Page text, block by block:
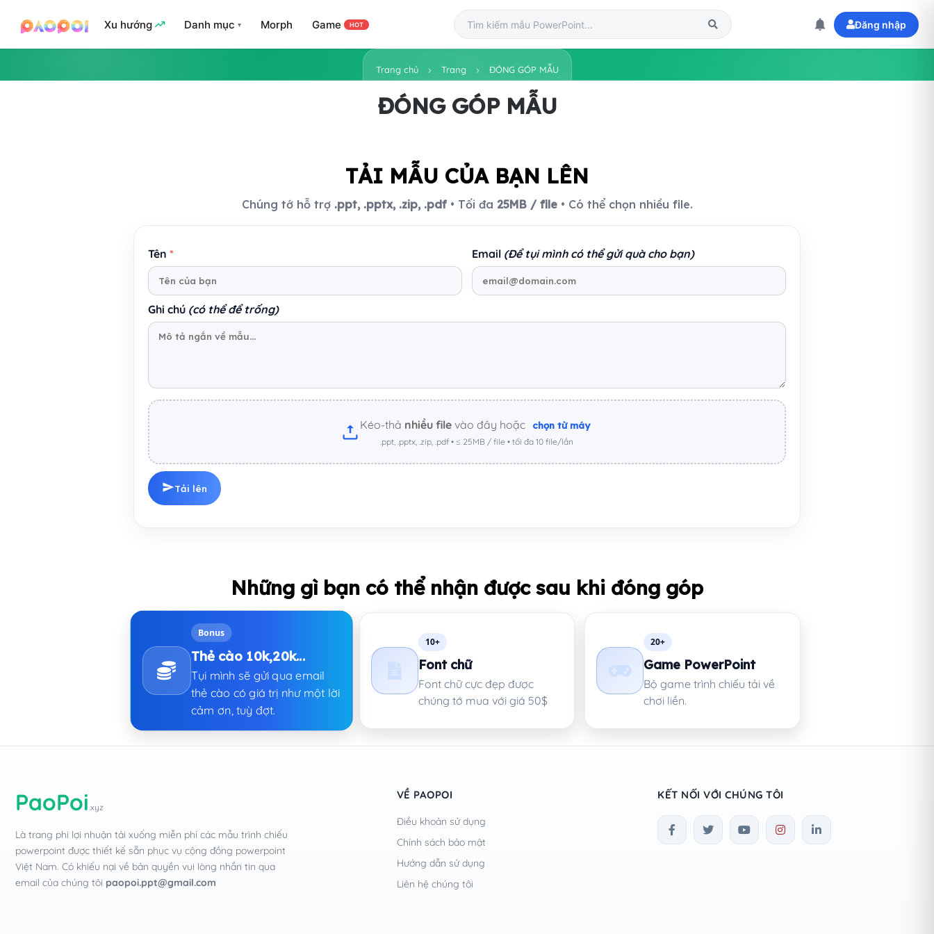
Xu hướng Danh mục Morph Game HOT Đăng nhập
Trang chủ Trang ĐÓNG GÓP MẪU
ĐÓNG GÓP MẪU
TẢI MẪU CỦA BẠN LÊN
Chúng tớ hỗ trợ .ppt, .pptx, .zip, .pdf• Tối đa 25MB / file• Có thể chọn nhiều file.
Tên * Email (Để tụi mình có thể gửi quà cho bạn)
Ghi chú (có thể để trống)
Kéo-thả nhiều filevào đây hoặc chọn từ máy
.ppt, .pptx, .zip, .pdf • ≤ 25MB / file • tối đa 10 file/lần
Tải lên
Những gì bạn có thể nhận được sau khi đóng góp
Bonus
Thẻ cào 10k,20k...
Tụi mình sẽ gửi qua email
thẻ cào có giá trị như một lời
cảm ơn, tuỳ đợt.
10+
Font chữ
Font chữ cực đẹp được
chúng tớ mua với giá 50$
20+
Game PowerPoint
Bộ game trình chiếu tải về
chơi liền.
PaoPoi.xyz
Là trang phi lợi nhuận tải xuống miễn phí các mẫu trình chiếu
powerpoint được thiết kế sẵn phục vụ cộng đồng powerpoint
Việt Nam. Có khiếu nại về bản quyền vui lòng nhắn tin qua
email của chúng tôi paopoi.ppt@gmail.com
VỀ PAOPOI
Điều khoản sử dụng
Chính sách bảo mật
Hướng dẫn sử dụng
Liên hệ chúng tôi
KẾT NỐI VỚI CHÚNG TÔI